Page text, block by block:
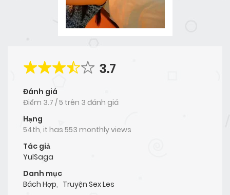
3.7
Đánh giá
Điểm 3.7 /5 trên 3 đánh giá
Hạng
54th, it has 553 monthly views
Tác giả
YulSaga
Danh mục
Bách Hợp, Truyện Sex Les